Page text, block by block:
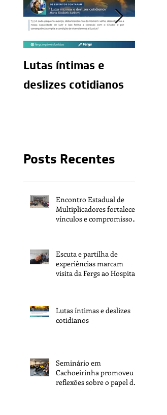
Lutas íntimas e
deslizes cotidianos
Posts Recentes
Encontro Estadual de
Multiplicadores fortalece
vínculos e compromisso
Escuta e partilha de
experiências marcam
visita da Fergs ao Hospital
Lutas íntimas e deslizes
cotidianos
Seminário em
Cachoeirinha promoveu
reflexões sobre o papel dos